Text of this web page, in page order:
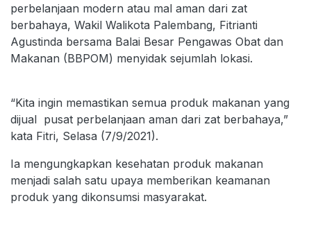
perbelanjaan modern atau mal aman dari zat
berbahaya, Wakil Walikota Palembang, Fitrianti
Agustinda bersama Balai Besar Pengawas Obat dan
Makanan (BBPOM) menyidak sejumlah lokasi.
“Kita ingin memastikan semua produk makanan yang
dijual pusat perbelanjaan aman dari zat berbahaya,”
kata Fitri, Selasa (7/9/2021).
Ia mengungkapkan kesehatan produk makanan
menjadi salah satu upaya memberikan keamanan
produk yang dikonsumsi masyarakat.